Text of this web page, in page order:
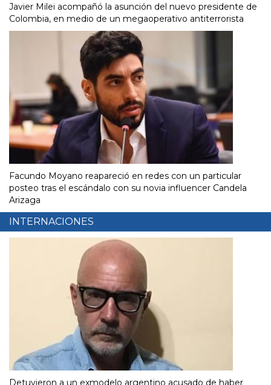
Javier Milei acompañó la asunción del nuevo presidente de
Colombia, en medio de un megaoperativo antiterrorista
Facundo Moyano reapareció en redes con un particular
posteo tras el escándalo con su novia influencer Candela
Arizaga
INTERNACIONES
Detuvieron a un exmodelo argentino acusado de haber